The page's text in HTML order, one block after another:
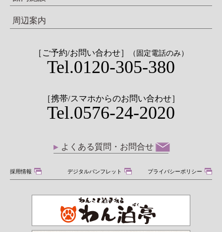
周辺案内
［ご予約/お問い合わせ］ （固定電話のみ）
Tel.0120-305-380
［携帯/スマホからのお問い合わせ］
Tel.0576-24-2020
よくある質問・お問合せ
採用情報 デジタルパンフレット プライバシーポリシー